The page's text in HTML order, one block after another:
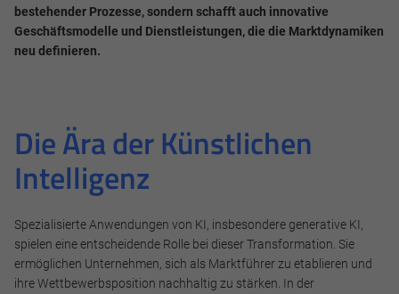
bestehender Prozesse, sondern schafft auch innovative
Geschäftsmodelle und Dienstleistungen, die die Marktdynamiken
neu definieren.
Die Ära der Künstlichen
Intelligenz
Spezialisierte Anwendungen von KI, insbesondere generative KI,
spielen eine entscheidende Rolle bei dieser Transformation. Sie
ermöglichen Unternehmen, sich als Marktführer zu etablieren und
ihre Wettbewerbsposition nachhaltig zu stärken. In der